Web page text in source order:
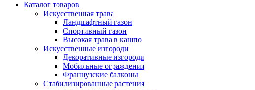
Каталог товаров
Искусственная трава
Ландшафтный газон
Спортивный газон
Высокая трава в кашпо
Искусственные изгороди
Декоративные изгороди
Мобильные ограждения
Французские балконы
Стабилизированные растения